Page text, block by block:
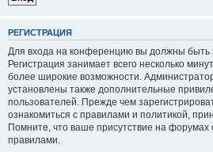
РЕГИСТРАЦИЯ
Для входа на конференцию вы должны быть
Регистрация занимает всего несколько
более широкие возможности.
установлены также дополнительные
пользователей. Прежде чем
ознакомиться с правилами и политикой,
Помните, что ваше присутствие на форумах
правилами.